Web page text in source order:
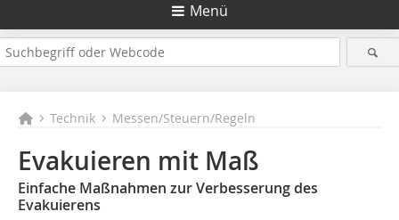
Menü
Technik Messen/Steuern/Regeln
Evakuieren mit Maß
Einfache Maßnahmen zur Verbesserung des
Evakuierens